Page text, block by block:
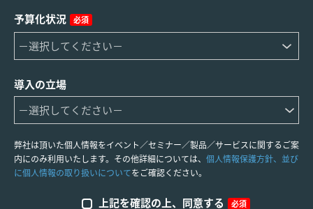
予算化状況 必須
導入の立場
弊社は頂いた個人情報をイベント／セミナー／製品／サービスに関するご案
内にのみ利用いたします。その他詳細については、 個人情報保護方針、並び
に個人情報の取り扱いについてをご確認ください。
上記を確認の上、同意する 必須